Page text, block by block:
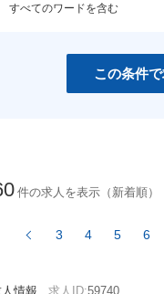
すべてのワードを含む
この条件
件の求人を表示（新着順）
3 4 5 6
情報 求人ID:59740